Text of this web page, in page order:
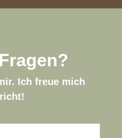
Ich freue mich